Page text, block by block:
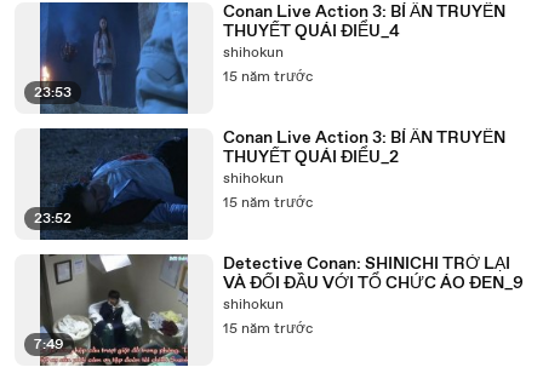
23:53
Conan Live Action 3: BÍ ẨN TRUYỀN
THUYẾT QUÁI ĐIỂU_4
shihokun
15 năm trước
23:52
Conan Live Action 3: BÍ ẨN TRUYỀN
THUYẾT QUÁI ĐIỂU_2
shihokun
15 năm trước
7:49
Detective Conan: SHINICHI TRỞ LẠI
VÀ ĐỐI ĐẦU VỚI TỔ CHỨC ÁO ĐEN_9
shihokun
15 năm trước